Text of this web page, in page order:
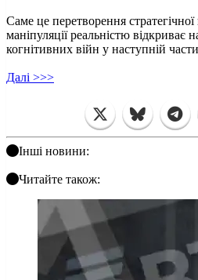
Саме це перетворення
маніпуляції реальністю відкриває
когнітивних війн у наступній
Далі >>>
Інші новини:
Читайте також: